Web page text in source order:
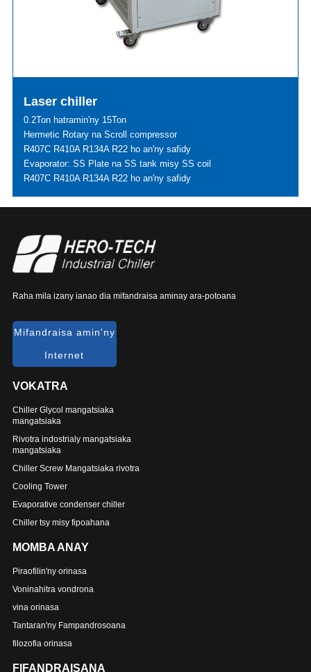
Laser chiller
0.2Ton hatramin'ny 15Ton
Hermetic Rotary na Scroll compressor
R407C R410A R134A R22 ho an'ny safidy
Evaporator: SS Plate na SS tank misy SS coil
R407C R410A R134A R22 ho an'ny safidy
Raha mila izany ianao dia mifandraisa aminay ara-potoana
Mifandraisa amin'ny
Internet
VOKATRA
Chiller Glycol mangatsiaka
mangatsiaka
Rivotra indostrialy mangatsiaka
mangatsiaka
Chiller Screw Mangatsiaka rivotra
Cooling Tower
Evaporative condenser chiller
Chiller tsy misy fipoahana
MOMBA ANAY
Piraofilin'ny orinasa
Voninahitra vondrona
vina orinasa
Tantaran'ny Fampandrosoana
filozofia orinasa
FIFANDRAISANA